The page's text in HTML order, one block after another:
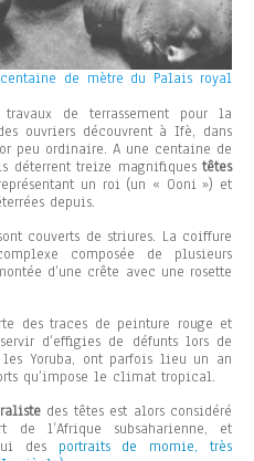
de mètre du Palais royal
de terrassement pour la
ouvriers découvrent à Ifè, dans
peu ordinaire. A une centaine de
déterrent treize magnifiques têtes
un roi (un « Ooni ») et
depuis.
couverts de striures. La coiffure
composée de plusieurs
d’une crête avec une rosette
des traces de peinture rouge et
d’effigies de défunts lors de
Yoruba, ont parfois lieu un an
qu’impose le climat tropical.
des têtes est alors considéré
de l’Afrique subsaharienne, et
des portraits de momie, très